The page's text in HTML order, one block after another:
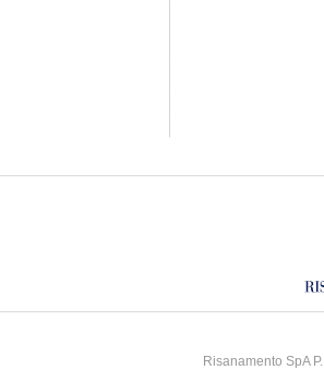
Risanamento SpA